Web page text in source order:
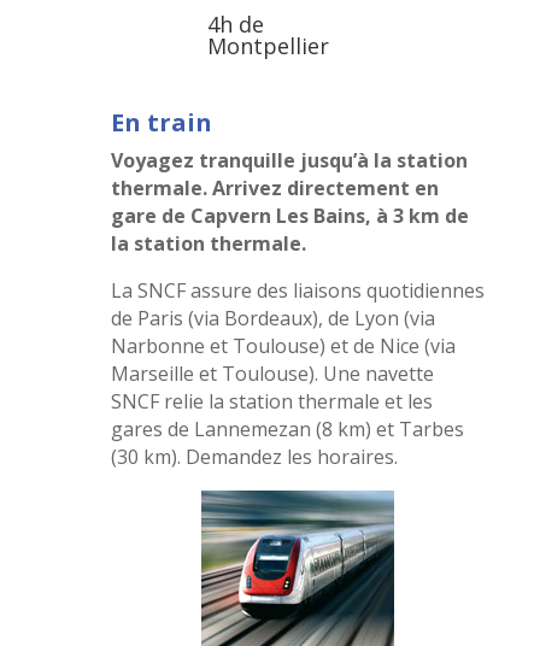
4h de
Montpellier
En train
Voyagez tranquille jusqu’à la station
thermale.Arrivez directement en
gare de Capvern Les Bains, à 3 km de
la station thermale.
La SNCF assure des liaisons quotidiennes
de Paris (via Bordeaux), de Lyon (via
Narbonne et Toulouse) et de Nice (via
Marseille et Toulouse). Une navette
SNCF relie la station thermale et les
gares de Lannemezan (8 km) et Tarbes
(30 km). Demandez les horaires.